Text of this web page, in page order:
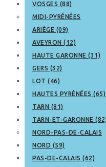
VOSGES (88)
MIDI-PYRÉNÉES
ARIÈGE (09)
AVEYRON (12)
HAUTE GARONNE (31)
GERS (32)
LOT (46)
HAUTES PYRÉNÉES (65)
TARN (81)
TARN-ET-GARONNE
NORD-PAS-DE-CALAIS
NORD (59)
PAS-DE-CALAIS (62)